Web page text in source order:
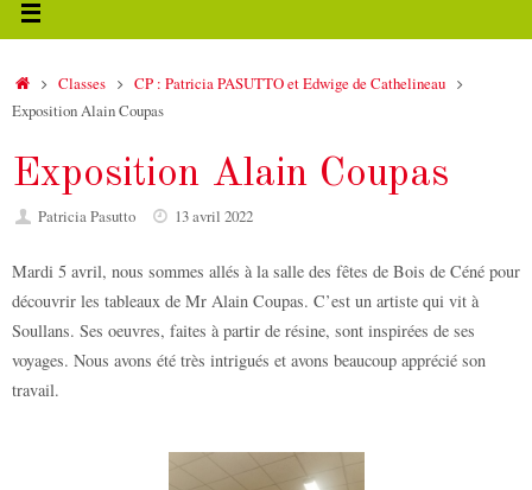
Accueil
Classes
CP : Patricia PASUTTO et Edwige de Cathelineau
Exposition Alain Coupas
Exposition Alain Coupas
Patricia Pasutto 13 avril 2022
Mardi 5 avril, nous sommes allés à la salle des fêtes de Bois de Céné pour
découvrir les tableaux de Mr Alain Coupas. C’est un artiste qui vit à
Soullans. Ses oeuvres, faites à partir de résine, sont inspirées de ses
voyages. Nous avons été très intrigués et avons beaucoup apprécié son
travail.